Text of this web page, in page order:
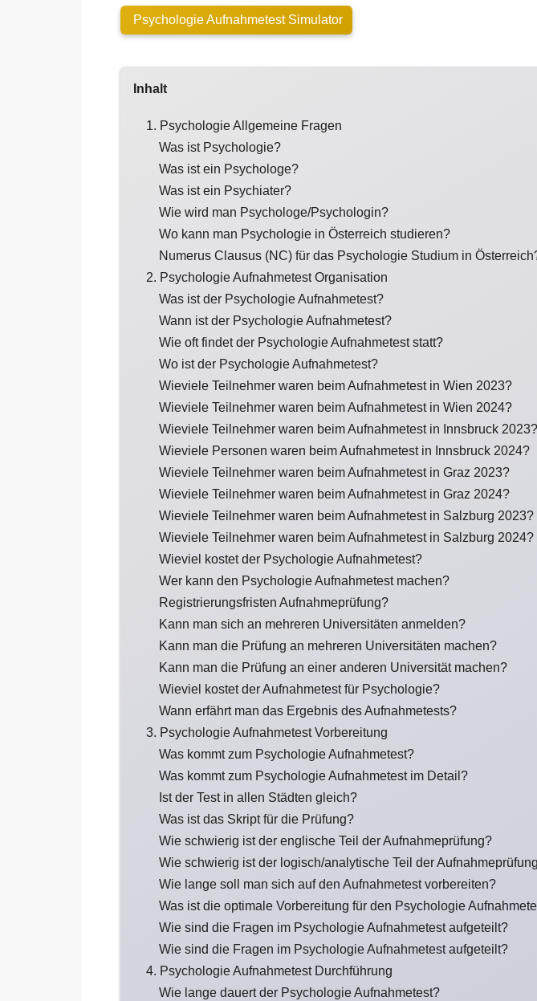
Psychologie Aufnahmetest Simulator
Inhalt
1. Psychologie Allgemeine Fragen
Was ist Psychologie?
Was ist ein Psychologe?
Was ist ein Psychiater?
Wie wird man Psychologe/Psychologin?
Wo kann man Psychologie in Österreich studieren?
Numerus Clausus (NC) für das Psychologie Studium in
2. Psychologie Aufnahmetest Organisation
Was ist der Psychologie Aufnahmetest?
Wann ist der Psychologie Aufnahmetest?
Wie oft findet der Psychologie Aufnahmetest statt?
Wo ist der Psychologie Aufnahmetest?
Wieviele Teilnehmer waren beim Aufnahmetest in Wien 2023?
Wieviele Teilnehmer waren beim Aufnahmetest in Wien 2024?
Wieviele Teilnehmer waren beim Aufnahmetest in Innsbruck 2023?
Wieviele Personen waren beim Aufnahmetest in Innsbruck 2024?
Wieviele Teilnehmer waren beim Aufnahmetest in Graz 2023?
Wieviele Teilnehmer waren beim Aufnahmetest in Graz 2024?
Wieviele Teilnehmer waren beim Aufnahmetest in Salzburg 2023?
Wieviele Teilnehmer waren beim Aufnahmetest in Salzburg 2024?
Wieviel kostet der Psychologie Aufnahmetest?
Wer kann den Psychologie Aufnahmetest machen?
Registrierungsfristen Aufnahmeprüfung?
Kann man sich an mehreren Universitäten anmelden?
Kann man die Prüfung an mehreren Universitäten machen?
Kann man die Prüfung an einer anderen Universität machen?
Wieviel kostet der Aufnahmetest für Psychologie?
Wann erfährt man das Ergebnis des Aufnahmetests?
3. Psychologie Aufnahmetest Vorbereitung
Was kommt zum Psychologie Aufnahmetest?
Was kommt zum Psychologie Aufnahmetest im Detail?
Ist der Test in allen Städten gleich?
Was ist das Skript für die Prüfung?
Wie schwierig ist der englische Teil der Aufnahmeprüfung?
Wie schwierig ist der logisch/analytische Teil der
Wie lange soll man sich auf den Aufnahmetest vorbereiten?
Was ist die optimale Vorbereitung für den Psychologie
Wie sind die Fragen im Psychologie Aufnahmetest aufgeteilt?
Wie sind die Fragen im Psychologie Aufnahmetest aufgeteilt?
4. Psychologie Aufnahmetest Durchführung
Wie lange dauert der Psychologie Aufnahmetest?